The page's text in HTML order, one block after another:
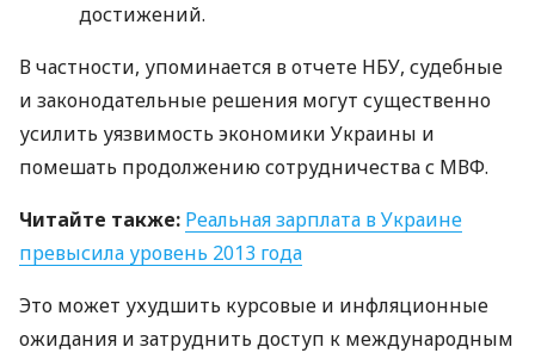
достижений.
В частности, упоминается в отчете НБУ, судебные
и законодательные решения могут существенно
усилить уязвимость экономики Украины и
помешать продолжению сотрудничества с МВФ.
Читайте также: Реальная зарплата в Украине
превысила уровень 2013 года
Это может ухудшить курсовые и инфляционные
ожидания и затруднить доступ к международным